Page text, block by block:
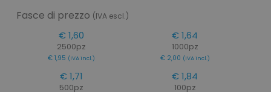
Fasce di prezzo (IVA escl.)
€ 1,60
2500pz
€ 1,95 (IVA incl.)
€ 1,64
1000pz
€ 2,00 (IVA incl.)
€ 1,71
500pz
€ 1,84
100pz